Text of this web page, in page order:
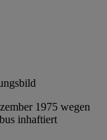
1975 wegen
inhaftiert